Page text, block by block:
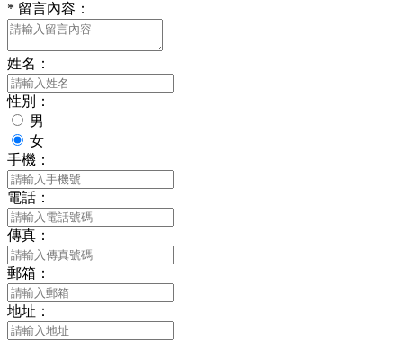
* 留言內容：
姓名：
性別：
男
女
手機：
電話：
傳真：
郵箱：
地址：